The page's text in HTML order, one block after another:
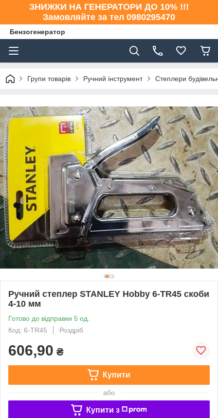
ЗНИЖКИ НА ГЕНЕРАТОРИ ДО 10% !!!
Замовляйте за тел 0980295470
Бензогенератор
Групи товарів Ручний інструмент Степлери
Ручний степлер STANLEY Hobby 6-TR45 скоби
4-10 мм
Готово до відправки 5 од.
Код: 6-TR45
Роздріб
606,90 ₴
Купити
або
Купити з